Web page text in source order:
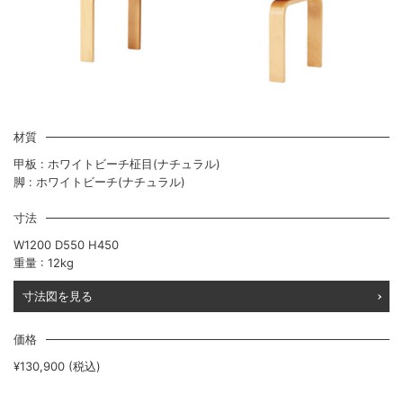
材質
甲板 : ホワイトビーチ柾目(ナチュラル)
脚 : ホワイトビーチ(ナチュラル)
寸法
W1200 D550 H450
重量 : 12kg
寸法図を見る
価格
¥130,900 (税込)